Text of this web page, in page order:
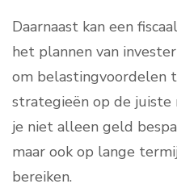
Daarnaast kan een
het plannen van
om belastingvoordelen
strategieën op de juiste
je niet alleen geld
maar ook op lange
bereiken.